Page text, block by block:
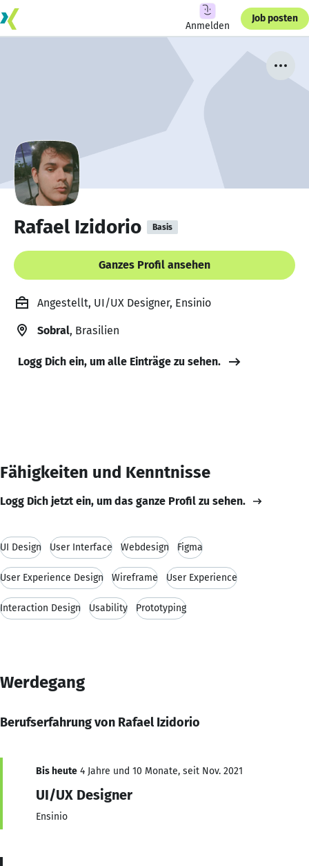
Anmelden
Job posten
Rafael Izidorio Basis
Ganzes Profil ansehen
Angestellt, UI/UX Designer, Ensinio
Sobral, Brasilien
Logg Dich ein, um alle Einträge zu sehen.
Fähigkeiten und Kenntnisse
Logg Dich jetzt ein, um das ganze Profil zu sehen.
UI Design User Interface Webdesign Figma
User Experience Design Wireframe User Experience
Interaction Design Usability Prototyping
Werdegang
Berufserfahrung von Rafael Izidorio
Bis heute 4 Jahre und 10 Monate, seit Nov. 2021
UI/UX Designer
Ensinio